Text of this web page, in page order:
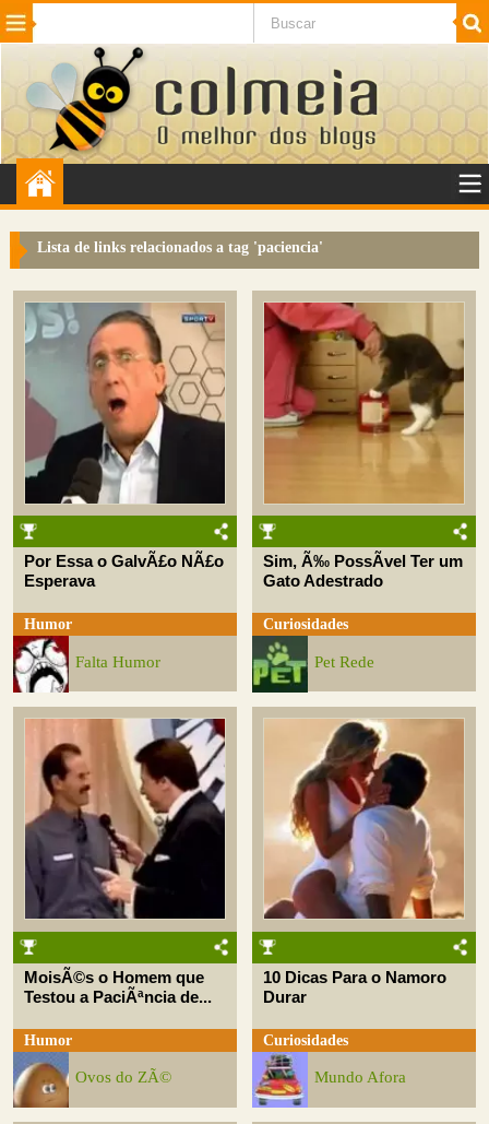
Beleza Cinema e TV
Internet Jogos NotÃ­cias SaÃºde
VeÃ­culos Adulto
Sugerir Link
Colmeia Exchange
Perguntas Frequentes
Sobre
Contato
Lista de links relacionados a tag 'paciencia'
Por Essa o GalvÃ£o NÃ£o
Esperava
Humor
Falta Humor
Sim, Ã‰ PossÃ­vel Ter um
Gato Adestrado
Curiosidades
Pet Rede
MoisÃ©s o Homem que
Testou a PaciÃªncia de...
Humor
Ovos do ZÃ©
10 Dicas Para o Namoro
Durar
Curiosidades
Mundo Afora